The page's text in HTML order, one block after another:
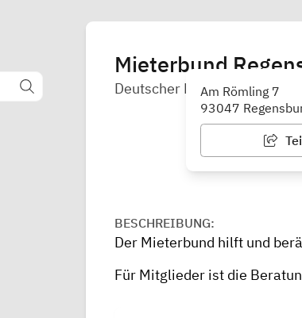
Mieterbund
Deutscher Mieterbund
Am Römling 7
93047
BESCHREIBUNG:
Der Mieterbund hilft und
Für Mitglieder ist die